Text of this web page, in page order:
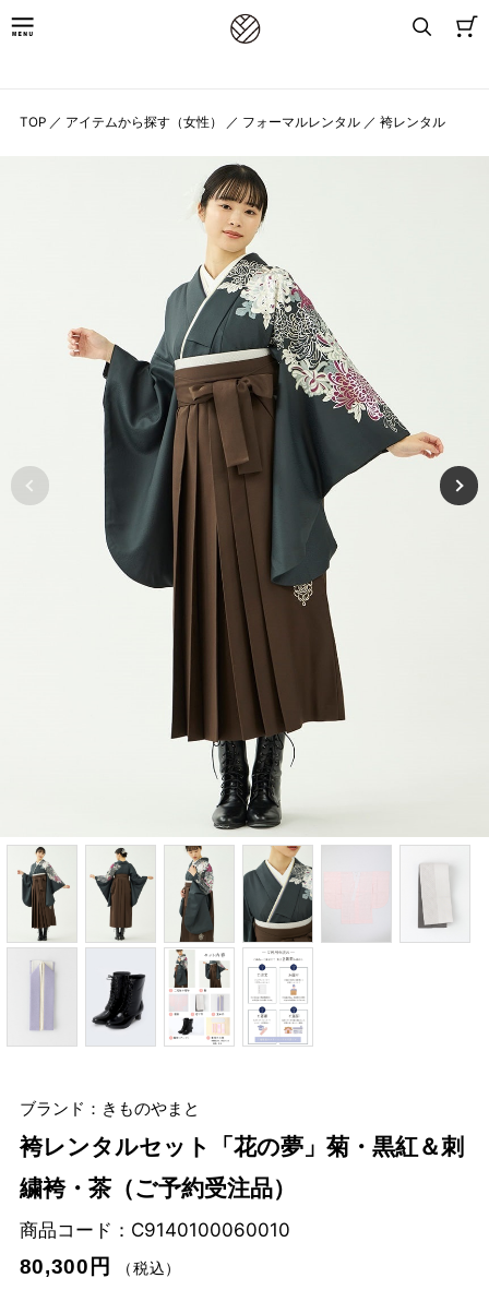
TOP ／ アイテムから探す（女性） ／ フォーマルレンタル ／ 袴レンタル
ブランド：きものやまと
袴レンタルセット「花の夢」菊・黒紅＆刺
繍袴・茶（ご予約受注品）
商品コード： C9140100060010
80,300円
（税込）